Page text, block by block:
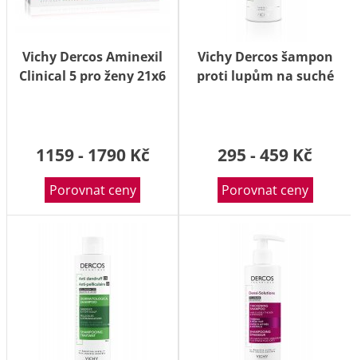
Vichy Dercos Aminexil
Clinical 5 pro ženy 21x6
1159 - 1790 Kč
Porovnat ceny
Vichy Dercos šampon
proti lupům na suché
295 - 459 Kč
Porovnat ceny